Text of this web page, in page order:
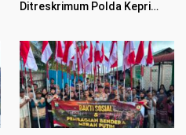
Ditreskrimum Polda Kepri
Bansos